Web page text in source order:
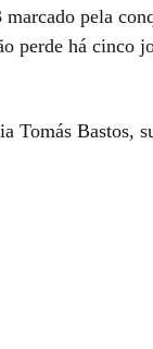
pela
perde há cinco
Tomás Bastos,